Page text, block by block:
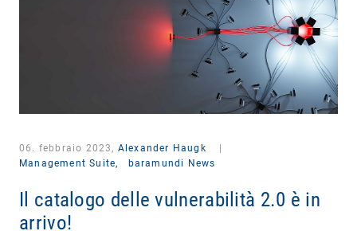
06. febbraio 2023, Alexander Haugk
Management Suite,
baramundi News
Il catalogo delle vulnerabilità 2.0 è in
arrivo!